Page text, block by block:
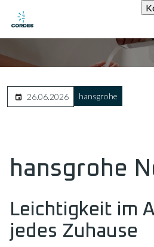
26.06.2026 hansgrohe
hansgrohe
Leichtigkeit im
jedes Zuhause